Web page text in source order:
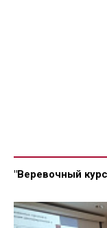
"Веревочный